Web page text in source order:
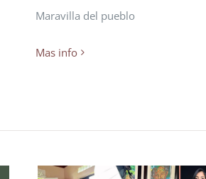
Maravilla del pueblo
Mas info